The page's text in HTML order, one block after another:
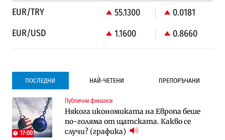
EUR/TRY 55.1300
0.0181
EUR/USD
1.1600 0.8660
ПОСЛЕДНИ НАЙ-ЧЕТЕНИ ПРЕПОРЪЧАНИ
17:00
Публични финанси
Някога икономиката на Европа беше
по-голяма от щатската. Какво се
случи? (графика)
Градоустройство
Столична община избра изпълнител за
преместването на трамвайното
трасе по бул. „Скобелев“
Компании
Vivacom предлага над 150 устройства с
90% отстъпка през август